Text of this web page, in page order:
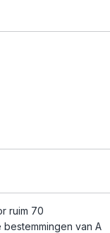
ruim 70
van A